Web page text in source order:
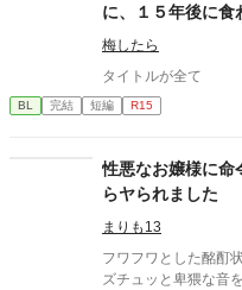
に、１５年後に食
梅したら
タイトルが全て
BL 完結 短編 R15
性悪なお嬢様に命
らヤられました
まりも13
フワフワとした酩酊
ズチュッと卑猥な音を